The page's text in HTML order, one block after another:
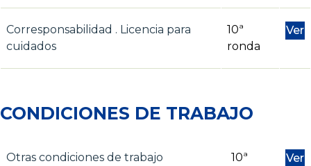
Corresponsabilidad . Licencia para
cuidados
10ª
ronda
Ver
CONDICIONES DE TRABAJO
Otras condiciones de trabajo
10ª
Ver